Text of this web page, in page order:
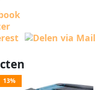
13%